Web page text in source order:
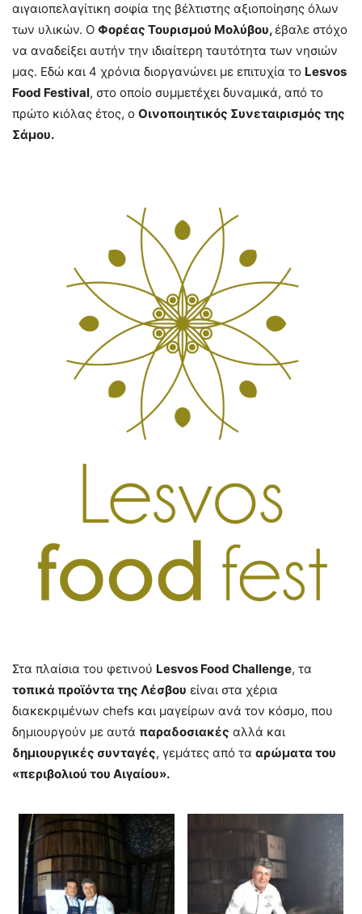
αιγαιοπελαγίτικη σοφία της βέλτιστης αξιοποίησης όλων
των υλικών. Ο Φορέας Τουρισμού Μολύβου,έβαλε στόχο
να αναδείξει αυτήν την ιδιαίτερη ταυτότητα των νησιών
μας. Εδώ και 4 χρόνια διοργανώνει με επιτυχία το Lesvos
Food Festival, στο οποίο συμμετέχει δυναμικά, από το
πρώτο κιόλας έτος, ο Οινοποιητικός Συνεταιρισμός της
Σάμου.
Στα πλαίσια του φετινού Lesvos Food Challenge, τα
τοπικά προϊόντα της Λέσβου είναι στα χέρια
διακεκριμένων chefs και μαγείρων ανά τον κόσμο, που
δημιουργούν με αυτά παραδοσιακές αλλά και
δημιουργικές συνταγές, γεμάτες από τα αρώματα του
«περιβολιού του Αιγαίου».